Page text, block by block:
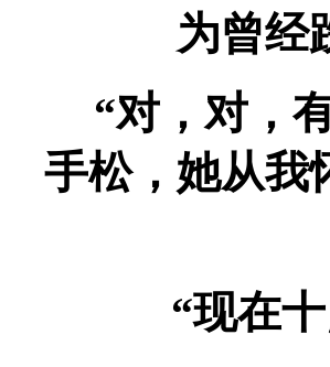
为曾经
“对，对，
手松，她从我
“现在十